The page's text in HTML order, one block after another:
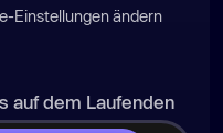
Einstellungen ändern
auf dem Laufenden